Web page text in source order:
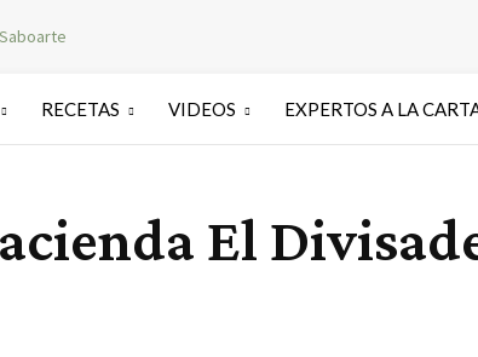
RECETAS VIDEOS EXPERTOS A LA
El